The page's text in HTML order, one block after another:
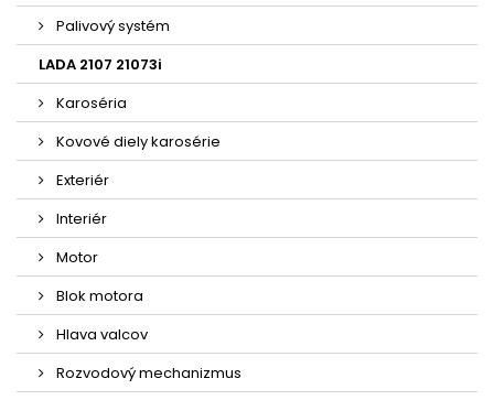
Palivový systém
LADA 2107 21073i
Karoséria
Kovové diely karosérie
Exteriér
Interiér
Motor
Blok motora
Hlava valcov
Rozvodový mechanizmus